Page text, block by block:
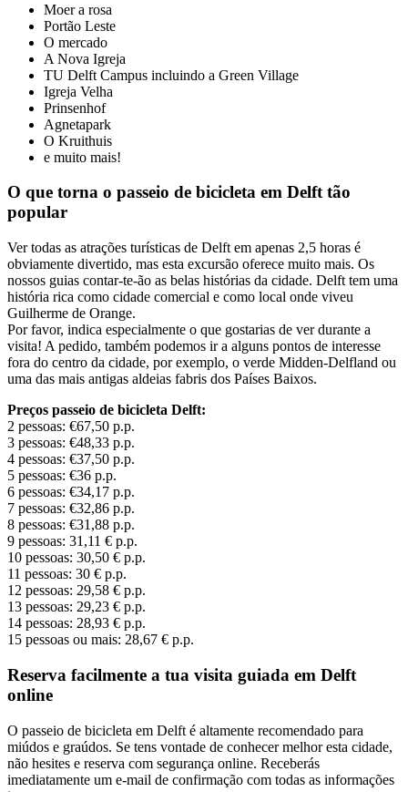
Moer a rosa
Portão Leste
O mercado
A Nova Igreja
TU Delft Campus incluindo a Green Village
Igreja Velha
Prinsenhof
Agnetapark
O Kruithuis
e muito mais!
O que torna o passeio de bicicleta em Delft tão
popular
Ver todas as atrações turísticas de Delft em apenas 2,5 horas é
obviamente divertido, mas esta excursão oferece muito mais. Os
nossos guias contar-te-ão as belas histórias da cidade. Delft tem uma
história rica como cidade comercial e como local onde viveu
Guilherme de Orange.
Por favor, indica especialmente o que gostarias de ver durante a
visita! A pedido, também podemos ir a alguns pontos de interesse
fora do centro da cidade, por exemplo, o verde Midden-Delfland ou
uma das mais antigas aldeias fabris dos Países Baixos.
Preços passeio de bicicleta Delft:
2 pessoas: €67,50 p.p.
3 pessoas: €48,33 p.p.
4 pessoas: €37,50 p.p.
5 pessoas: €36 p.p.
6 pessoas: €34,17 p.p.
7 pessoas: €32,86 p.p.
8 pessoas: €31,88 p.p.
9 pessoas: 31,11 € p.p.
10 pessoas: 30,50 € p.p.
11 pessoas: 30 € p.p.
12 pessoas: 29,58 € p.p.
13 pessoas: 29,23 € p.p.
14 pessoas: 28,93 € p.p.
15 pessoas ou mais: 28,67 € p.p.
Reserva facilmente a tua visita guiada em Delft
online
O passeio de bicicleta em Delft é altamente recomendado para
miúdos e graúdos. Se tens vontade de conhecer melhor esta cidade,
não hesites e reserva com segurança online. Receberás
imediatamente um e-mail de confirmação com todas as informações